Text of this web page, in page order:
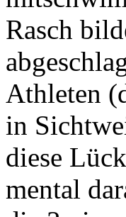
Rasch
Athleten
in
diese
mental